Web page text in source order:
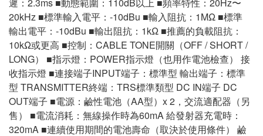
20kHz ■標準輸入電平：-10dBu ■輸入阻抗：1MΩ ■標準
輸出電平：-10dBu ■輸出阻抗：1kΩ ■推薦的負載阻抗：
10kΩ或更高 ■控制：CABLE TONE開關（OFF / SHORT /
LONG） ■指示燈：POWER指示燈（也用作電池檢查） 接
收指示燈 ■連接端子INPUT端子：標準型 輸出端子：標準
型 TRANSMITTER終端：TRS標準類型 DC IN端子 DC
OUT端子 ■電源：鹼性電池（AA型）x 2，交流適配器（另
售） ■電流消耗：無線操作時為60mA 給發射器充電時：
320mA ■連續使用期間的電池壽命（取決於使用條件） 鹼